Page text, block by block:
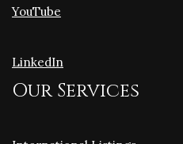
YouTube
LinkedIn
Our Services